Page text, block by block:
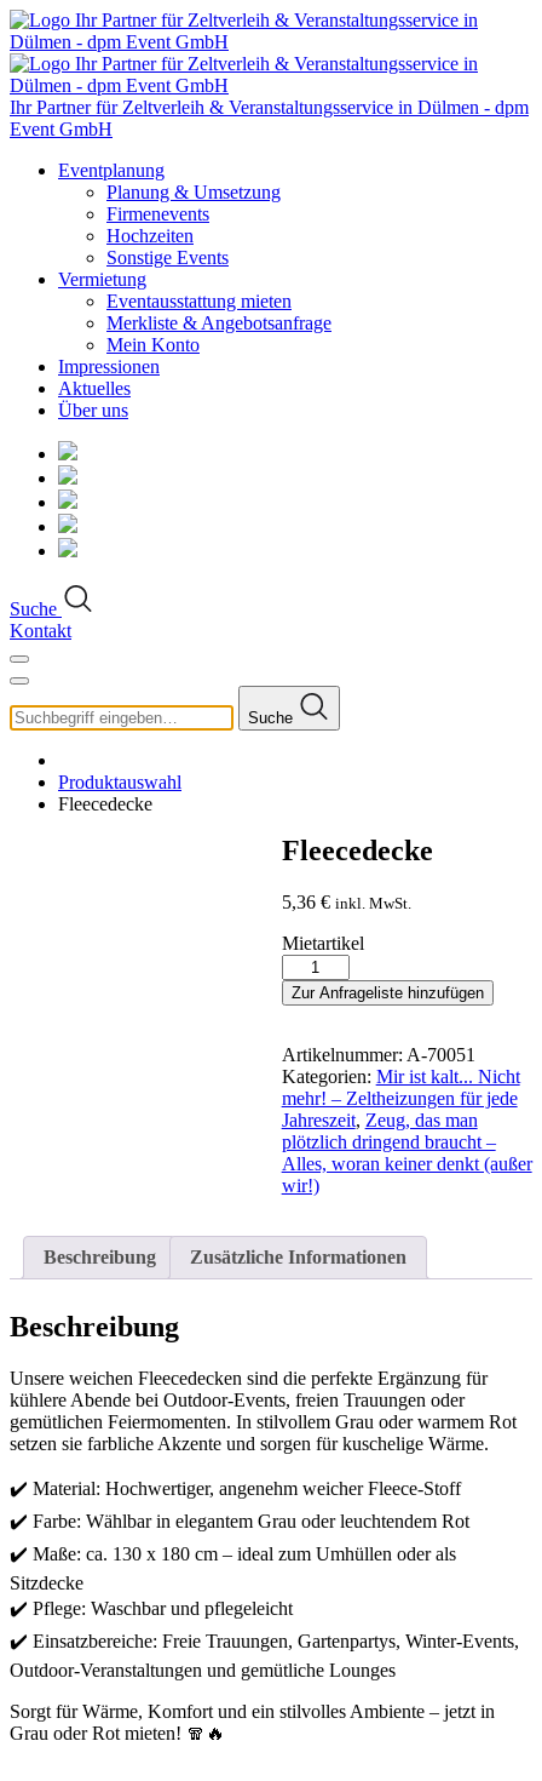
Skip
to
content
Ihr Partner für Zeltverleih & Veranstaltungsservice in Dülmen - dpm
Event GmbH
Eventplanung
Planung & Umsetzung
Firmenevents
Hochzeiten
Sonstige Events
Vermietung
Eventausstattung mieten
Merkliste & Angebotsanfrage
Mein Konto
Impressionen
Aktuelles
Über uns
Suche
Kontakt
Suche
Produktauswahl
Fleecedecke
Fleecedecke
5,36 € inkl. MwSt.
Mietartikel
Fleecedecke
Menge
Zur Anfrageliste hinzufügen
Artikelnummer: A-70051
Kategorien: Mir ist kalt... Nicht
mehr! – Zeltheizungen für jede
Jahreszeit, Zeug, das man
plötzlich dringend braucht –
Alles, woran keiner denkt (außer
wir!)
Beschreibung Zusätzliche Informationen
Beschreibung
Unsere weichen Fleecedecken sind die perfekte Ergänzung für
kühlere Abende bei Outdoor-Events, freien Trauungen oder
gemütlichen Feiermomenten. In stilvollem Grau oder warmem Rot
setzen sie farbliche Akzente und sorgen für kuschelige Wärme.
✔️ Material: Hochwertiger, angenehm weicher Fleece-Stoff
✔️ Farbe: Wählbar in elegantem Grau oder leuchtendem Rot
✔️ Maße: ca. 130 x 180 cm – ideal zum Umhüllen oder als
Sitzdecke
✔️ Pflege: Waschbar und pflegeleicht
✔️ Einsatzbereiche: Freie Trauungen, Gartenpartys, Winter-Events,
Outdoor-Veranstaltungen und gemütliche Lounges
Sorgt für Wärme, Komfort und ein stilvolles Ambiente – jetzt in
Grau oder Rot mieten! 🧣🔥